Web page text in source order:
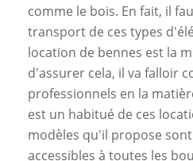
comme le bois. En fait, il
transport de ces types
location de bennes est la
d'assurer cela, il va falloir
professionnels en la
est un habitué de ces
modèles qu'il propose
accessibles à toutes les